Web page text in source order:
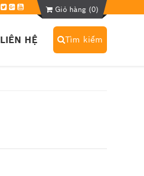
Giỏ hàng (0)
LIÊN HỆ Tìm kiếm